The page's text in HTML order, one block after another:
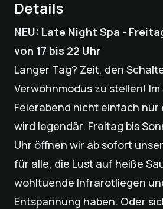
Details
NEU: Late Night Spa -
von 17 bis 22 Uhr
Langer Tag? Zeit, den
Verwöhnmodus zu stellen!
Feierabend nicht einfach nur
wird legendär. Freitag bis
Uhr öffnen wir ab sofort
für alle, die Lust auf heiße
wohltuende Infrarotliegen
Entspannung haben. Oder